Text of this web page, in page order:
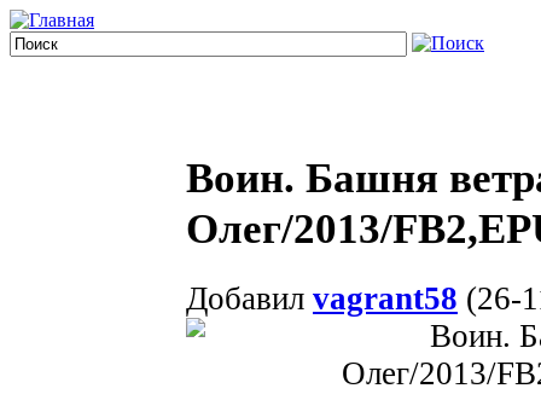
Воин. Башня
Олег/2013/
Добавил vagrant58 (26-